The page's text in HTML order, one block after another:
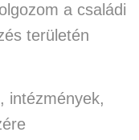
a családi
területén
intézmények,